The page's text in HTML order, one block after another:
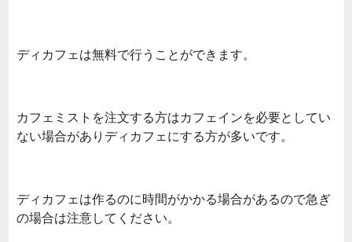
ディカフェは無料で行うことができます。
カフェミストを注文する方はカフェインを必要としてい
ない場合がありディカフェにする方が多いです。
ディカフェは作るのに時間がかかる場合があるので急ぎ
の場合は注意してください。